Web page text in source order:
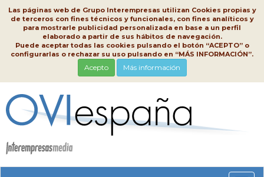
Las páginas web de Grupo Interempresas utilizan Cookies propias y
de terceros con fines técnicos y funcionales, con fines analíticos y
para mostrarle publicidad personalizada en base a un perfil
elaborado a partir de sus hábitos de navegación.
Puede aceptar todas las cookies pulsando el botón “ACEPTO” o
configurarlas o rechazar su uso pulsando en “MÁS INFORMACIÓN”.
Acepto Más información